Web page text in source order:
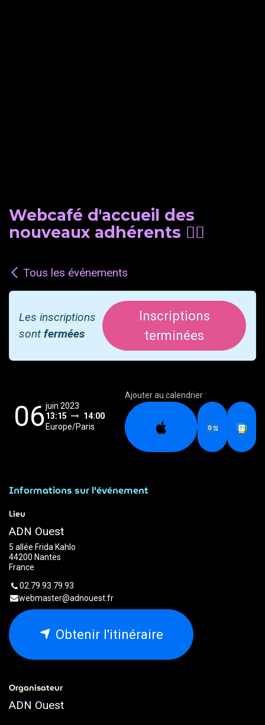
Webcafé d'accueil des
nouveaux adhérents 🖐🏽
Tous les événements
Les inscriptions
sont fermées
Inscriptions
terminées
06juin 2023
13:15
14:00
Europe/Paris
Ajouter au calendrier :
Informations sur l'événement
Lieu
ADN Ouest
5 allée Frida Kahlo
44200 Nantes
France
02.79.93.79.93
webmaster@adnouest.fr
Obtenir l'itinéraire
Organisateur
ADN Ouest